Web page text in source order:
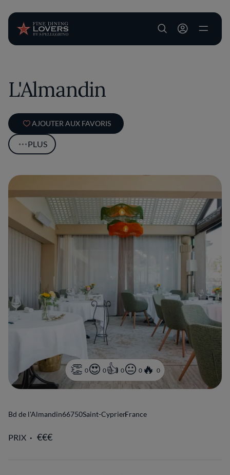
User account
L'Almandin
AJOUTER AUX FAVORIS
PLUS
0 0 0 0 0
Bd de l'Almandin66750Saint-CyprienFrance
PRIX